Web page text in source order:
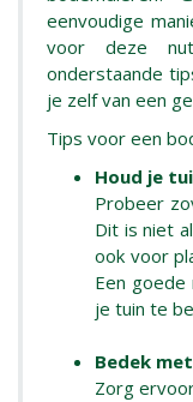
eenvoudige
voor deze
onderstaande
je zelf van een
Tips voor een
Houd je
Probeer
Dit is niet
ook voor
Een goede
je tuin te
Bedek
Zorg